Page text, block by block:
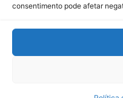
consentimento pode afetar